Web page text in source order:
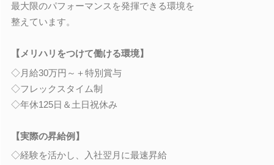
最大限のパフォーマンスを発揮できる環境を
整えています。
【メリハリをつけて働ける環境】
◇月給30万円～＋特別賞与
◇フレックスタイム制
◇年休125日＆土日祝休み
【実際の昇給例】
◇経験を活かし、入社翌月に最速昇給